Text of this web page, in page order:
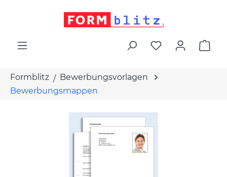
Formblitz
Bewerbungsvorlagen
Bewerbungsmappen